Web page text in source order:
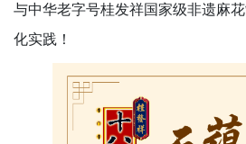
与中华老字号桂发祥国家级非遗麻
化实践！